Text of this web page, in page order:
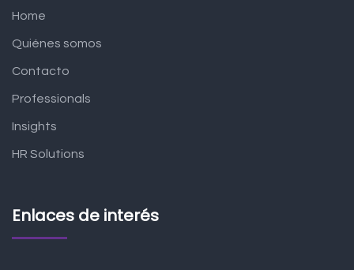
Home
Quiénes somos
Contacto
Professionals
Insights
HR Solutions
Enlaces de interés